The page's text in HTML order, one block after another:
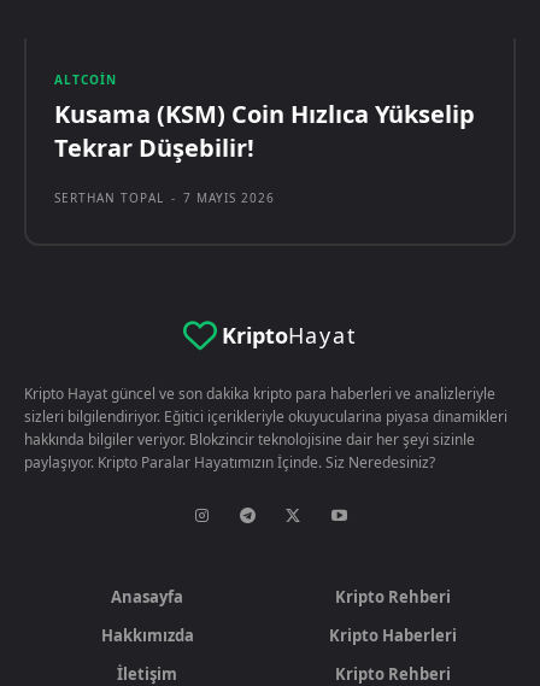
ALTCOIN
Kusama (KSM) Coin Hızlıca Yükselip
Tekrar Düşebilir!
SERTHAN TOPAL - 7 MAYIS 2026
KriptoHayat
Kripto Hayat güncel ve son dakika kripto para haberleri ve analizleriyle
sizleri bilgilendiriyor. Eğitici içerikleriyle okuyucularina piyasa dinamikleri
hakkında bilgiler veriyor. Blokzincir teknolojisine dair her şeyi sizinle
paylaşıyor. Kripto Paralar Hayatımızın İçinde. Siz Neredesiniz?
Anasayfa
Hakkımızda
İletişim
Kripto Rehberi
Kripto Haberleri
Kripto Rehberi